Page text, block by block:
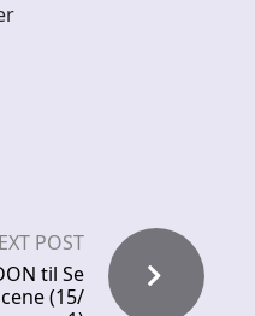
POST
til Se
(15/